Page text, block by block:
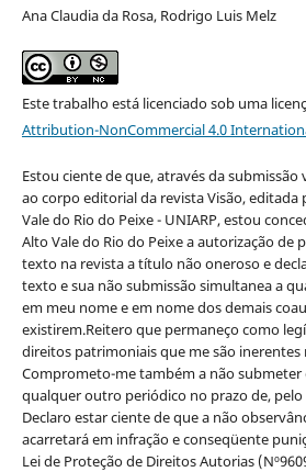
Ana Claudia da Rosa, Rodrigo Luis Melz
Este trabalho está licenciado sob uma
Attribution-NonCommercial 4.0
Estou ciente de que, através da
ao corpo editorial da revista Visão, editada
Vale do Rio do Peixe - UNIARP, estou
Alto Vale do Rio do Peixe a autorização de
texto na revista a título não oneroso e
texto e sua não submissão simultanea a
em meu nome e em nome dos demais
existirem.Reitero que permaneço como
direitos patrimoniais que me são inerentes
Comprometo-me também a não
qualquer outro periódico no prazo de,
Declaro estar ciente de que a não
acarretará em infração e conseqüente
Lei de Proteção de Direitos Autorias